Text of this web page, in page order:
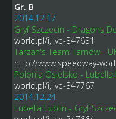
Gr. B
2014.12.17
Gryf Szczecin - Dragons
world.pl/i,live-347631
Tarzan's Team Tarnów -
http://www.speedway-
Polonia Osielsko - Lubella
world.pl/i,live-347767
2014.12.24
Lubella Lublin - Gryf